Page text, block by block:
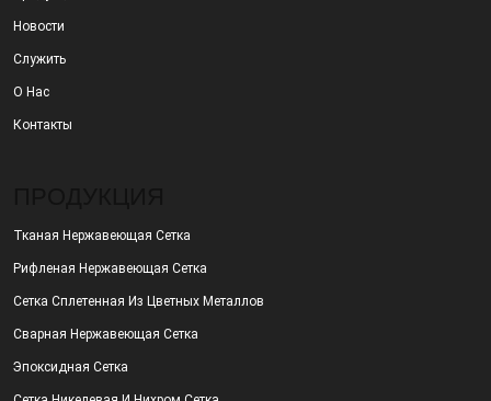
Новости
Служить
О Нас
Контакты
Тканая Нержавеющая Сетка
Рифленая Нержавеющая Сетка
Сетка Сплетенная Из Цветных Металлов
Сварная Нержавеющая Сетка
Эпоксидная Сетка